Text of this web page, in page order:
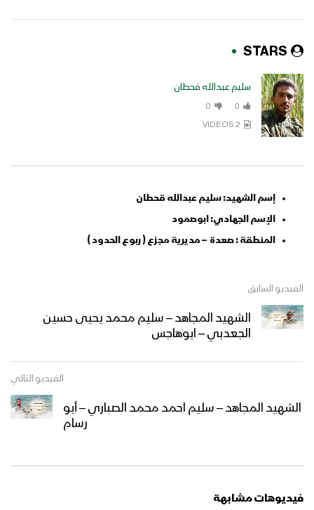
STARS
سليم عبدالله قحطان
0
0
2 VIDEOS
إسم الشهيد: سليم عبدالله قحطان
الإسم الجهادي: ابوصمود
المنطقة : صعدة – مديرية مجزع ( ربوع الحدود )
الفيديو السابق
الشهيد المجاهد – سليم محمد يحيى حسين
الجعدبي – ابوهاجس
الفيديو التالي
الشهيد المجاهد – سليم احمد محمد الصباري – أبو
رسام
فيديوهات مشابهة